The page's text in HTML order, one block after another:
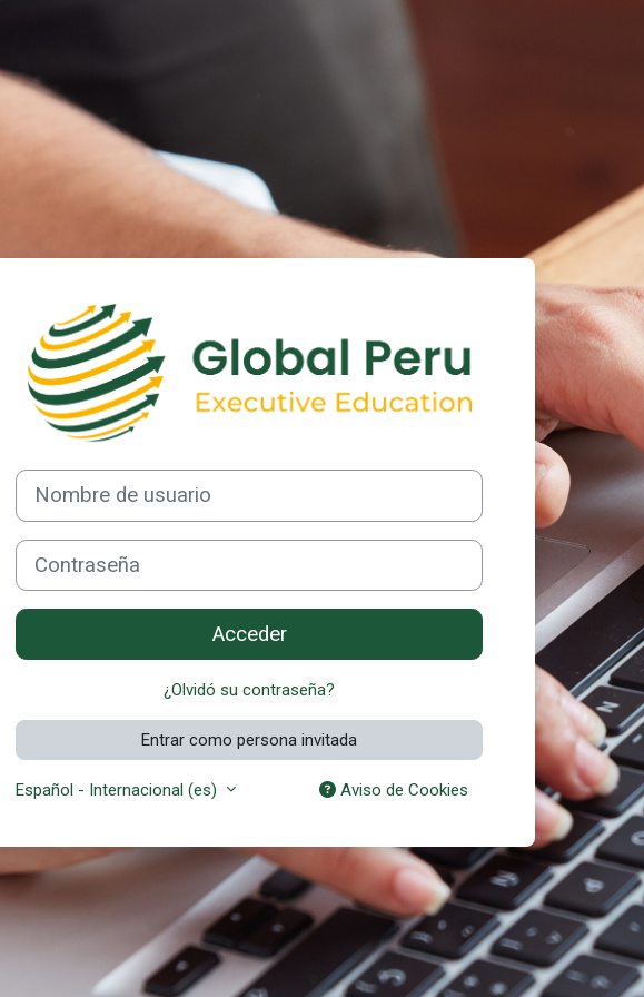
Entrar a Plataforma
Nombre de usuario
Contraseña
Acceder
¿Olvidó su contraseña?
Entrar como persona invitada
Español - Internacional ‎(es)‎ Aviso de Cookies